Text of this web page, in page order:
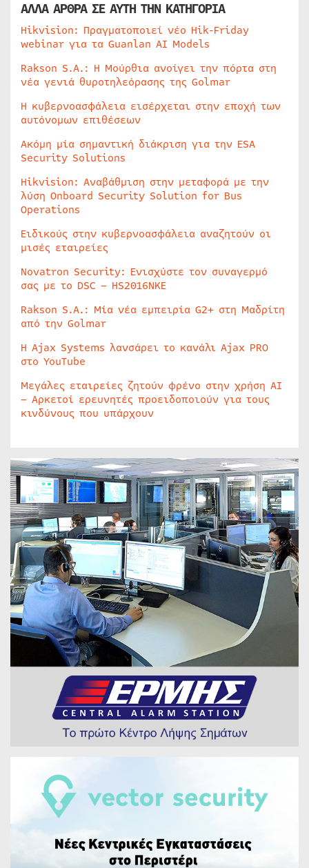
ΑΛΛΑ ΑΡΘΡΑ ΣΕ ΑΥΤΗ ΤΗΝ ΚΑΤΗΓΟΡΙΑ
Hikvision: Πραγματοποιεί νέο Hik-Friday
webinar για τα Guanlan AI Models
Rakson S.A.: Η Μούρθια ανοίγει την πόρτα στη
νέα γενιά θυροτηλεόρασης της Golmar
Η κυβερνοασφάλεια εισέρχεται στην εποχή των
αυτόνομων επιθέσεων
Ακόμη μία σημαντική διάκριση για την ESA
Security Solutions
Hikvision: Αναβάθμιση στην μεταφορά με την
λύση Onboard Security Solution for Bus
Operations
Ειδικούς στην κυβερνοασφάλεια αναζητούν οι
μισές εταιρείες
Novatron Security: Ενισχύστε τον συναγερμό
σας με το DSC – HS2016NKE
Rakson S.A.: Μία νέα εμπειρία G2+ στη Μαδρίτη
από την Golmar
Η Ajax Systems λανσάρει το κανάλι Ajax PRO
στο YouTube
Μεγάλες εταιρείες ζητούν φρένο στην χρήση AI
– Αρκετοί ερευνητές προειδοποιούν για τους
κινδύνους που υπάρχουν